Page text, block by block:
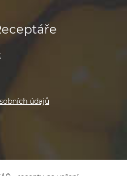
údajů